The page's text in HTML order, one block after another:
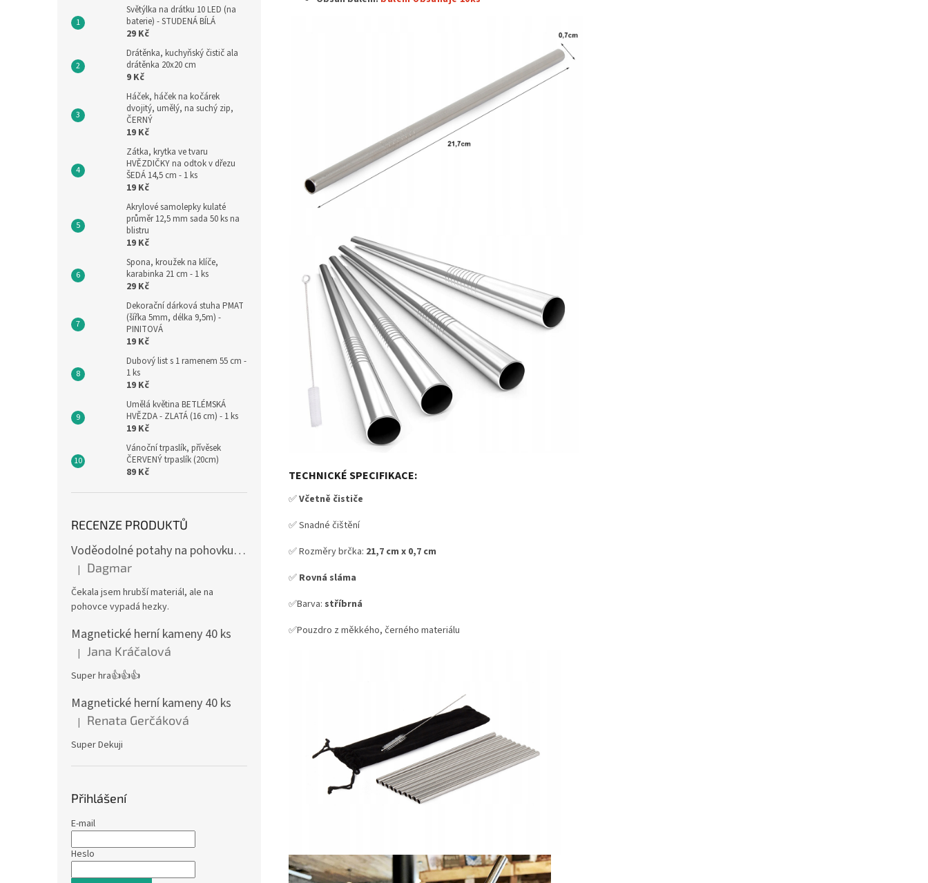
Světýlka na drátku 10 LED (na
baterie) - STUDENÁ BÍLÁ
29 Kč
Drátěnka, kuchyňský čistič ala
drátěnka 20x20 cm
9 Kč
Háček, háček na kočárek
dvojitý, umělý, na suchý zip,
ČERNÝ
19 Kč
Zátka, krytka ve tvaru
HVĚZDIČKY na odtok v dřezu
ŠEDÁ 14,5 cm - 1 ks
19 Kč
Akrylové samolepky kulaté
průměr 12,5 mm sada 50 ks na
blistru
19 Kč
Spona, kroužek na klíče,
karabinka 21 cm - 1 ks
29 Kč
Dekorační dárková stuha PMAT
(šířka 5mm, délka 9,5m) -
PINITOVÁ
19 Kč
Dubový list s 1 ramenem 55 cm -
1 ks
19 Kč
Umělá květina BETLÉMSKÁ
HVĚZDA - ZLATÁ (16 cm) - 1 ks
19 Kč
Vánoční trpaslík, přívěsek
ČERVENÝ trpaslík (20cm)
89 Kč
RECENZE PRODUKTŮ
Voděodolné potahy na pohovku se vzorem
Hodnocení produktu je 4 z 5 hvězdiček.
| Dagmar
Čekala jsem hrubší materiál, ale na
pohovce vypadá hezky.
Magnetické herní kameny 40 ks
Hodnocení produktu je 5 z 5 hvězdiček.
| Jana Kráčalová
Super hra👍👍👍
Magnetické herní kameny 40 ks
Hodnocení produktu je 5 z 5 hvězdiček.
| Renata Gerčáková
Super Dekuji
Přihlášení
E-mail
Heslo
TECHNICKÉ SPECIFIKACE:
✅Včetně čističe
✅ Snadné čištění
✅ Rozměry brčka: 21,7 cm x 0,7 cm
✅ Rovná sláma
✅Barva: stříbrná
✅Pouzdro z měkkého, černého materiálu